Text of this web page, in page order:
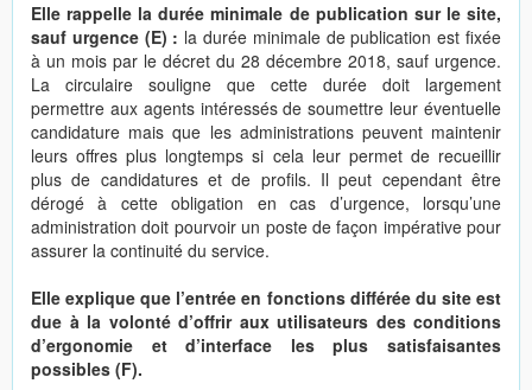
Elle rappelle la durée minimale de publication sur le site,
sauf urgence (E) : la durée minimale de publication est fixée
à un mois par le décret du 28 décembre 2018, sauf urgence.
La circulaire souligne que cette durée doit largement
permettre aux agents intéressés de soumettre leur éventuelle
candidature mais que les administrations peuvent maintenir
leurs offres plus longtemps si cela leur permet de recueillir
plus de candidatures et de profils. Il peut cependant être
dérogé à cette obligation en cas d’urgence, lorsqu’une
administration doit pourvoir un poste de façon impérative pour
assurer la continuité du service.
Elle explique que l’entrée en fonctions différée du site est
due à la volonté d’offrir aux utilisateurs des conditions
d’ergonomie et d’interface les plus satisfaisantes
possibles (F).